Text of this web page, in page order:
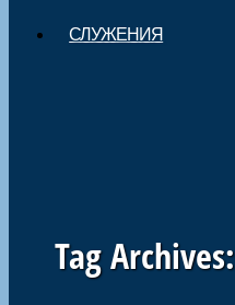
СЛУЖЕНИЯ
Tag Archives: